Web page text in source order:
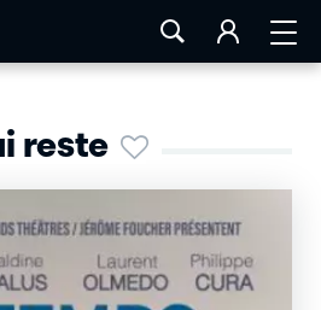
LA ROCHELLE
reste